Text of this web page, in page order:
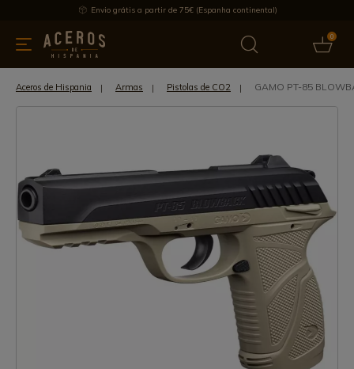
Envio grátis a partir de 75€ (Espanha continental)
0
& Utensílios de cozinha Oferece Últimas notícias
Aceros de Hispania Armas Pistolas de CO2 GAMO PT-85